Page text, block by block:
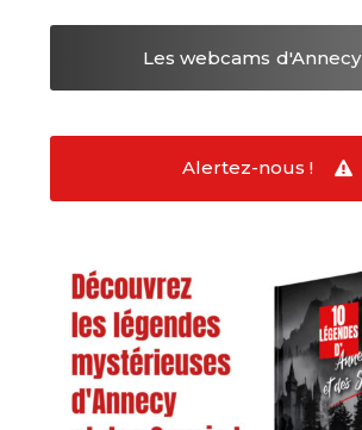
Les webcams d'Annecy
Alertez-nous !